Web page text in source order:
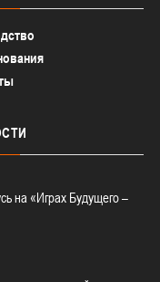
на «Играх Будущего –